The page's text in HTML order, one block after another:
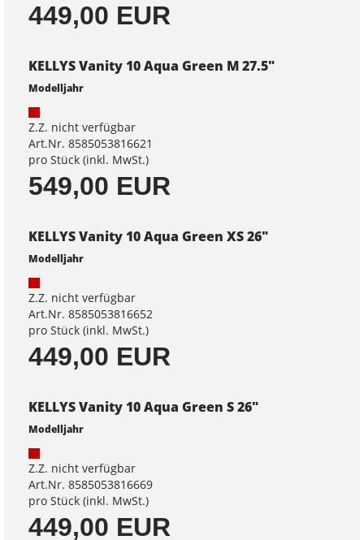
449,00 EUR
KELLYS Vanity 10 Aqua Green M 27.5"
Modelljahr
Z.Z. nicht verfügbar
Art.Nr. 8585053816621
pro Stück (inkl. MwSt.)
549,00 EUR
KELLYS Vanity 10 Aqua Green XS 26"
Modelljahr
Z.Z. nicht verfügbar
Art.Nr. 8585053816652
pro Stück (inkl. MwSt.)
449,00 EUR
KELLYS Vanity 10 Aqua Green S 26"
Modelljahr
Z.Z. nicht verfügbar
Art.Nr. 8585053816669
pro Stück (inkl. MwSt.)
449,00 EUR